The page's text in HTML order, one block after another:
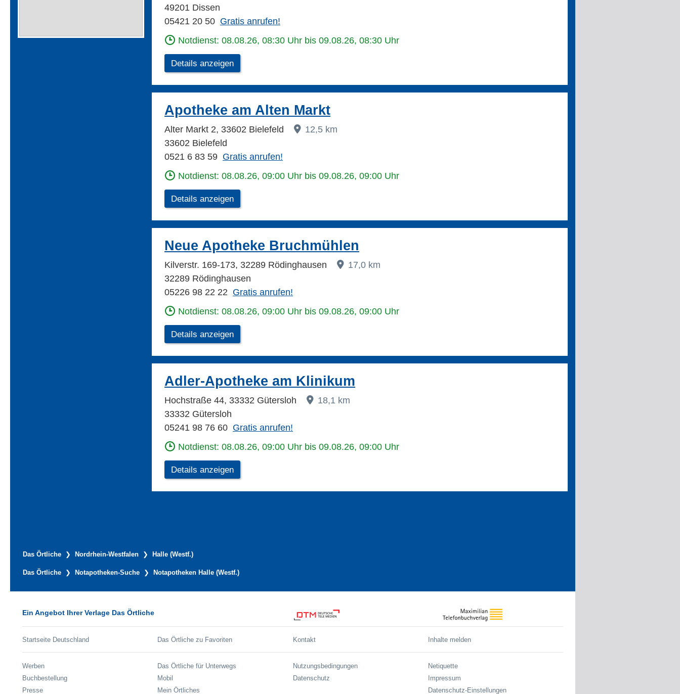
49201 Dissen
05421 20 50 Gratis anrufen!
Notdienst: 08.08.26, 08:30 Uhr bis 09.08.26, 08:30 Uhr
Details anzeigen
Apotheke am Alten Markt
Alter Markt 2, 33602 Bielefeld
12,5 km
33602 Bielefeld
0521 6 83 59 Gratis anrufen!
Notdienst: 08.08.26, 09:00 Uhr bis 09.08.26, 09:00 Uhr
Details anzeigen
Neue Apotheke Bruchmühlen
Kilverstr. 169-173, 32289 Rödinghausen
17,0 km
32289 Rödinghausen
05226 98 22 22 Gratis anrufen!
Notdienst: 08.08.26, 09:00 Uhr bis 09.08.26, 09:00 Uhr
Details anzeigen
Adler-Apotheke am Klinikum
Hochstraße 44, 33332 Gütersloh
18,1 km
33332 Gütersloh
05241 98 76 60 Gratis anrufen!
Notdienst: 08.08.26, 09:00 Uhr bis 09.08.26, 09:00 Uhr
Details anzeigen
Das Örtliche Nordrhein-Westfalen Halle (Westf.)
Das Örtliche Notapotheken-Suche Notapotheken Halle (Westf.)
Ein Angebot Ihrer Verlage Das Örtliche
Startseite Deutschland Das Örtliche zu Favoriten Kontakt Inhalte melden
Werben
Buchbestellung
Presse
Das Örtliche für Unterwegs
Mobil
Mein Örtliches
Nutzungsbedingungen
Datenschutz
Netiquette
Impressum
Datenschutz-Einstellungen